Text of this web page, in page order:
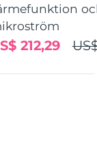
212,29